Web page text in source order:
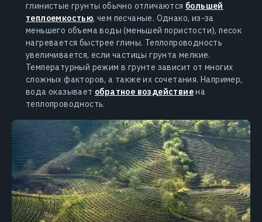
глинистые грунты обычно отличаются большей
теплоемкостью, чем песчаные. Однако, из-за
меньшего объема воды (меньшей пористости), песок
нагревается быстрее глины. Теплопроводность
увеличивается, если частицы грунта мелкие.
Температурный режим в грунте зависит от многих
сложных факторов, а также их сочетания. Например,
вода оказывает обратное воздействиена
теплопроводность.